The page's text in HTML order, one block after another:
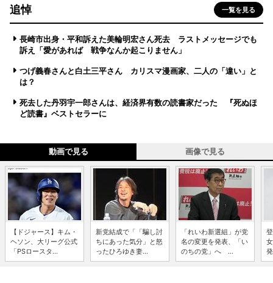
追悼 一覧を見る
長崎市出身・平和訴えた美輪明宏さん死去 ラストメッセージでも
訴え「愛があれば 戦争なんか起こりません」
つげ義春さんと白土三平さん カリスマ漫画家、二人の「違い」と
は？
死去した丹羽宇一郎さんは、経済界有数の読書家だった 『死ぬほ
ど読書』ベストセラーに
動画で見る 画像で見る
【ドジャース】キム・
ヘソン、大リーグ公式
「PSロースタ...
新党結成で「「騙し討
ちにあった気分」と怒
ったひろゆき妻...
「れいわ新選組」が党
名の変更を発表、「い
のちの党」へ ...